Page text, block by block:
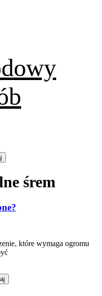
śrem
które wymaga ogromu